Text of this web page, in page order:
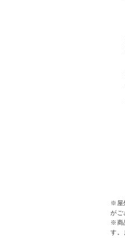
※屋
がご
※商
す。